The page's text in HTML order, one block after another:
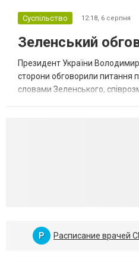
відомо із зали суду, повідомляє
кореспондент ТСН. Прокурори
призначити експосолці
Суспільство 12:18, 6 серпня
Зеленський
Президент України
сторони обговорили питання
словами Зеленського,
Р Расписание врачей